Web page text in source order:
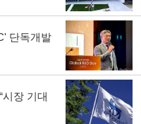
단독개발
시장 기대